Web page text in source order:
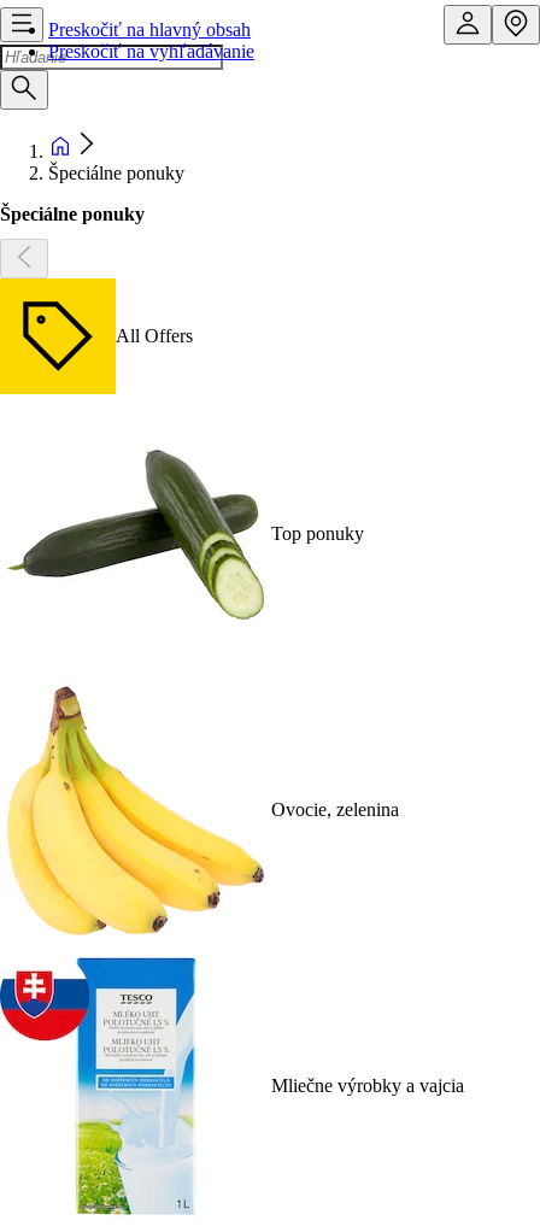
Preskočiť na hlavný obsah
Preskočiť na vyhľadávanie
Špeciálne ponuky
Špeciálne ponuky
All Offers
Top ponuky
Ovocie, zelenina
Mliečne výrobky a vajcia